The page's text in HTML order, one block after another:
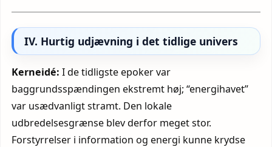
IV. Hurtig udjævning i det tidlige univers
Kerneidé: I de tidligste epoker var
baggrundsspændingen ekstremt høj; “energi­havet”
var usædvanligt stramt. Den lokale
udbredelsesgrænse blev derfor meget stor.
Forstyrrelser i information og energi kunne krydse